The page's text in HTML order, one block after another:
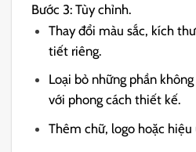
Bước 3: Tùy chỉnh.
Thay đổi màu sắc, kích
tiết riêng.
Loại bỏ những phần
với phong cách thiết kế.
Thêm chữ, logo hoặc hiệu